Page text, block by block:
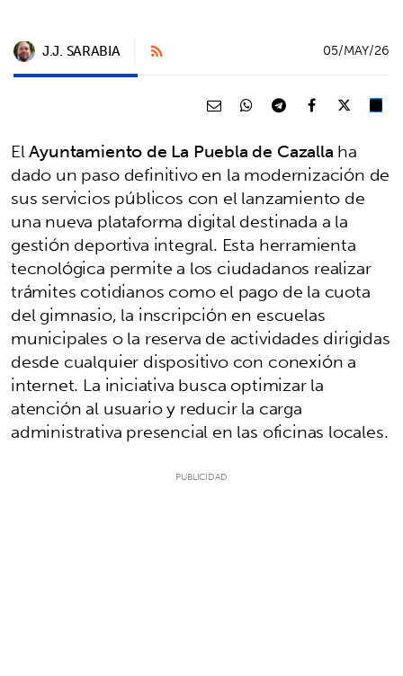
J.J. SARABIA 05/MAY/26
ElAyuntamiento de La Puebla de Cazallaha
dado un paso definitivo en la modernización de
sus servicios públicos con el lanzamiento de
una nueva plataforma digital destinada a la
gestión deportiva integral. Esta herramienta
tecnológica permite a los ciudadanos realizar
trámites cotidianos como el pago de la cuota
del gimnasio, la inscripción en escuelas
municipales o la reserva de actividades dirigidas
desde cualquier dispositivo con conexión a
internet. La iniciativa busca optimizar la
atención al usuario y reducir la carga
administrativa presencial en las oficinas locales.